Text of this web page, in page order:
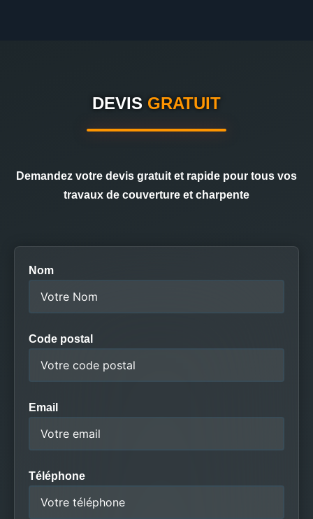
DEVIS GRATUIT
Demandez votre devis gratuit et rapide pour tous vos
travaux de couverture et charpente
Nom
Code postal
Email
Téléphone